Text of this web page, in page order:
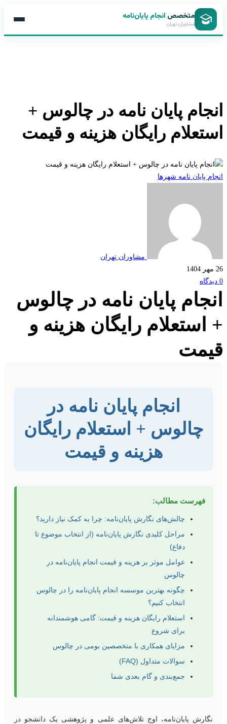
متخصصانجام پایان‌نامه
مشاوران تهران
پایان نامه در چالوس +
رایگان هزینه و قیمت
پایان نامه شهرها
مشاوران تهران
پایان نامه در چالوس
رایگان هزینه و
انجام پایان نامه در
چالوس + استعلام رایگان
هزینه و قیمت
فهرست مطالب:
چالش‌های نگارش پایان‌نامه: چرا به کمک نیاز دارید؟
مراحل کلیدی نگارش پایان‌نامه (از انتخاب موضوع تا
عوامل موثر بر هزینه و قیمت انجام پایان‌نامه در
چالوس
چگونه بهترین موسسه انجام پایان‌نامه را در چالوس
انتخاب کنیم؟
استعلام رایگان هزینه و قیمت: گامی هوشمندانه
برای شروع
مزایای همکاری با متخصصین بومی در چالوس
سوالات متداول (FAQ)
جمع‌بندی و گام بعدی شما
پایان‌نامه، اوج تلاش‌های علمی و پژوهشی یک دانشجو در